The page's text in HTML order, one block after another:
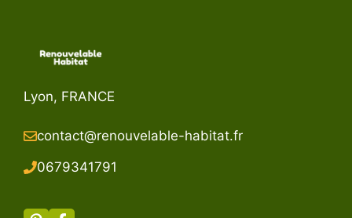
Lyon, FRANCE
contact@renouvelable-habitat.fr
0679341791